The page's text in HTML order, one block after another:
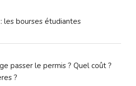
les bourses étudiantes
passer le permis ? Quel coût ?
?